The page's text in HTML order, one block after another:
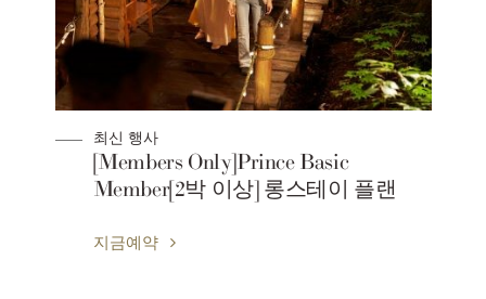
최신 행사
[Members Only]Prince Basic
Member[2박 이상] 롱스테이 플랜
지금예약